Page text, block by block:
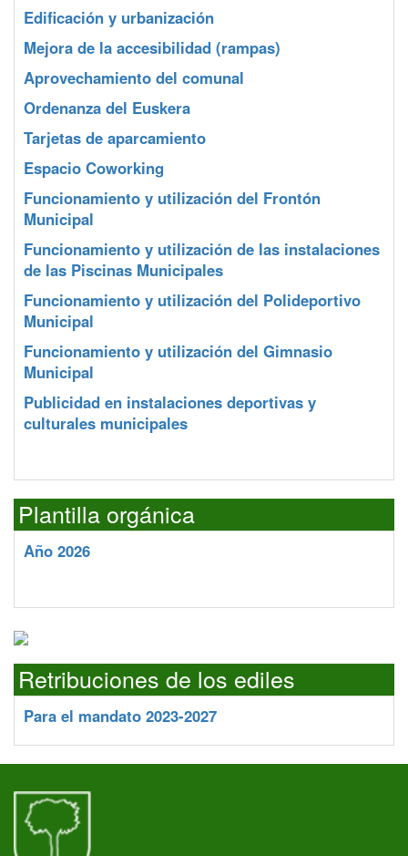
Edificación y urbanización
Mejora de la accesibilidad (rampas)
Aprovechamiento del comunal
Ordenanza del Euskera
Tarjetas de aparcamiento
Espacio Coworking
Funcionamiento y utilización del Frontón
Municipal
Funcionamiento y utilización de las instalaciones
de las Piscinas Municipales
Funcionamiento y utilización del Polideportivo
Municipal
Funcionamiento y utilización del Gimnasio
Municipal
Publicidad en instalaciones deportivas y
culturales municipales
Plantilla orgánica
Año 2026
Retribuciones de los ediles
Para el mandato 2023-2027